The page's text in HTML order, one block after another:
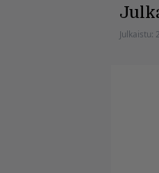
Julkaistu: